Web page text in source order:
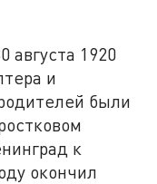
1920
и
были
к
окончил